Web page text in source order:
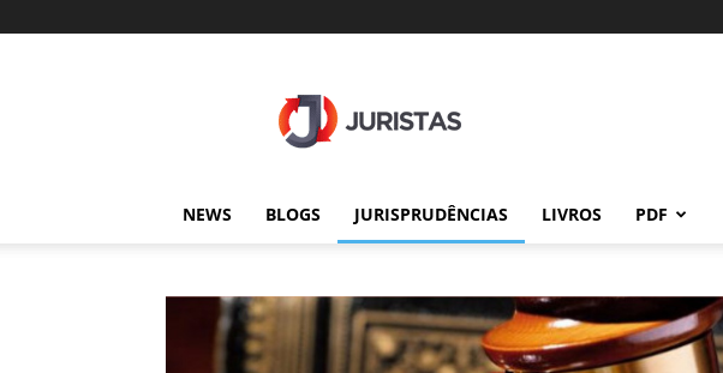
NEWS BLOGS JURISPRUDÊNCIAS LIVROS PDF